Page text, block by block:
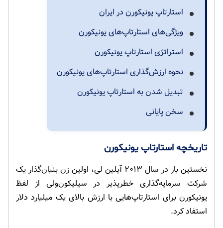
استارتاپ یونیکورن در ایران
ویژگی‌های استارتاپ‌های یونیکورن
استراتژی استارتاپ یونیکورن
نحوه ارزش‌گذاری استارتاپ‌های یونیکورن
تبدیل شدن به استارتاپ یونیکورن
سخن پایانی
تاریخچه استارتاپ یونیکورن
نخستین بار در سال ۲۰۱۳ آیلین لی، اولین زن بنیان‌گذار یک
شرکت سرمایه‌گذاری خطرپذیر در سیلیکون‌ولی از لفظ
یونیکورن برای استارتاپ‌هایی با ارزش بالای یک میلیارد دلار
استفاد کرد.